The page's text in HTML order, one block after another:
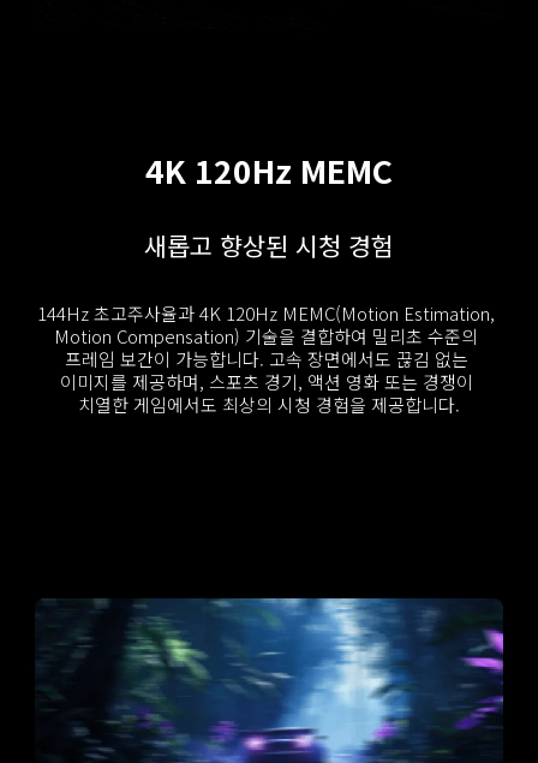
4K 120Hz MEMC
새롭고 향상된 시청 경험
144Hz 초고주사율과 4K 120Hz MEMC(Motion Estimation,
Motion Compensation) 기술을 결합하여 밀리초 수준의
프레임 보간이 가능합니다. 고속 장면에서도 끊김 없는
이미지를 제공하며, 스포츠 경기, 액션 영화 또는 경쟁이
치열한 게임에서도 최상의 시청 경험을 제공합니다.